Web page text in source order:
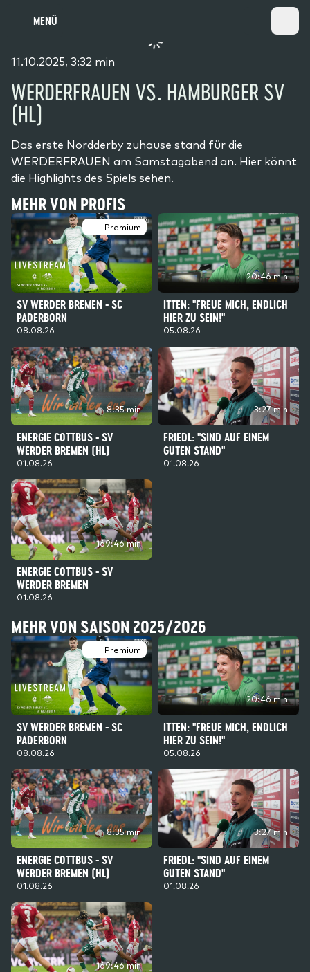
MENÜ
11.10.2025, 3:32 min
WERDERFRAUEN VS. HAMBURGER SV
(HL)
Das erste Nordderby zuhause stand für die
WERDERFRAUEN am Samstagabend an. Hier könnt
die Highlights des Spiels sehen.
MEHR VON PROFIS
Premium
SV WERDER BREMEN - SC
PADERBORN
08.08.26
20:46 min
ITTEN: "FREUE MICH, ENDLICH
HIER ZU SEIN!"
05.08.26
8:35 min
ENERGIE COTTBUS - SV
WERDER BREMEN (HL)
01.08.26
3:27 min
FRIEDL: "SIND AUF EINEM
GUTEN STAND"
01.08.26
169:46 min
ENERGIE COTTBUS - SV
WERDER BREMEN
01.08.26
MEHR VON SAISON 2025/2026
Premium
SV WERDER BREMEN - SC
PADERBORN
08.08.26
20:46 min
ITTEN: "FREUE MICH, ENDLICH
HIER ZU SEIN!"
05.08.26
8:35 min
ENERGIE COTTBUS - SV
WERDER BREMEN (HL)
01.08.26
3:27 min
FRIEDL: "SIND AUF EINEM
GUTEN STAND"
01.08.26
169:46 min